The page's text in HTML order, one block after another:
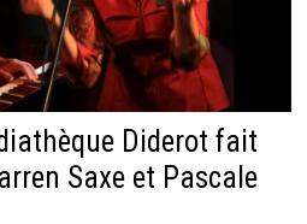
Diderot fait
Saxe et Pascale